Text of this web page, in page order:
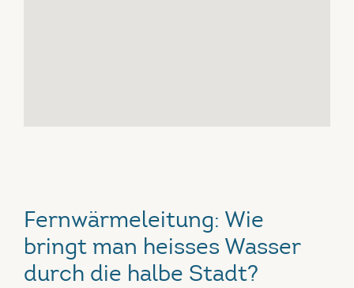
Fernwärmeleitung: Wie
bringt man heisses Wasser
durch die halbe Stadt?